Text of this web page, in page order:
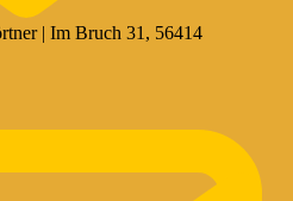
| Im Bruch 31, 56414